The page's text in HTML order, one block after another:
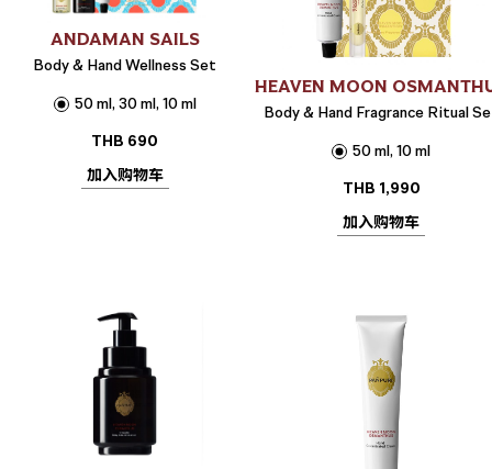
ANDAMAN SAILS
Body & Hand Wellness Set
50 ml, 30 ml, 10 ml
THB 690
加入购物车
HEAVEN MOON
Body & Hand Fragrance Ritual
50 ml, 10 ml
THB 1,990
加入购物车